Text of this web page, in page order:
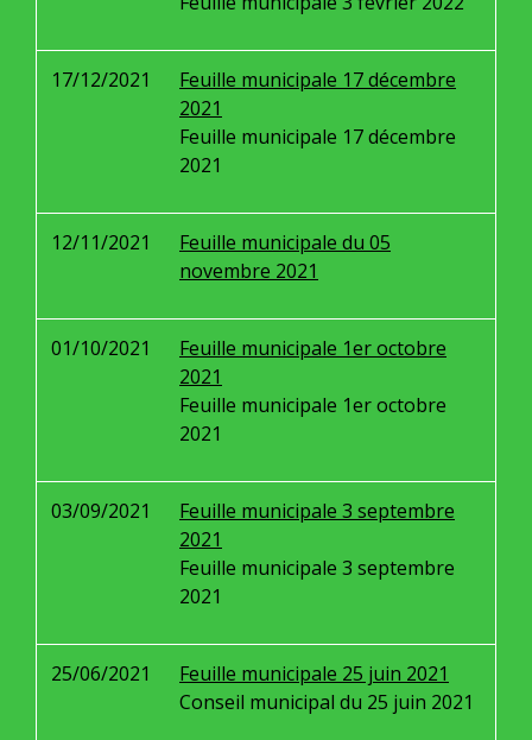
17/12/2021
Feuille municipale 17 décembre
2021
Feuille municipale 17 décembre
2021
12/11/2021
Feuille municipale du 05
novembre 2021
01/10/2021
Feuille municipale 1er octobre
2021
Feuille municipale 1er octobre
2021
03/09/2021
Feuille municipale 3 septembre
2021
Feuille municipale 3 septembre
2021
25/06/2021
Feuille municipale 25 juin 2021
Conseil municipal du 25 juin 2021